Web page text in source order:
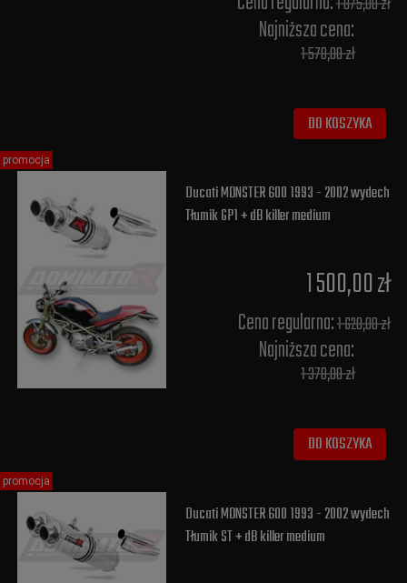
Najniższa cena:
1 578,00 zł
DO KOSZYKA
Ducati MONSTER 600 1993 - 2002 wydech
Tłumik GP1 + dB killer medium
1 500,00 zł
Cena regularna:1 620,00 zł
Najniższa cena:
1 378,00 zł
DO KOSZYKA
promocja
Ducati MONSTER 600 1993 - 2002 wydech
Tłumik ST + dB killer medium
promocja